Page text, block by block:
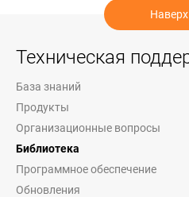
Наверх
Техническая
База знаний
Продукты
Организационные вопросы
Библиотека
Программное обеспечение
Обновления